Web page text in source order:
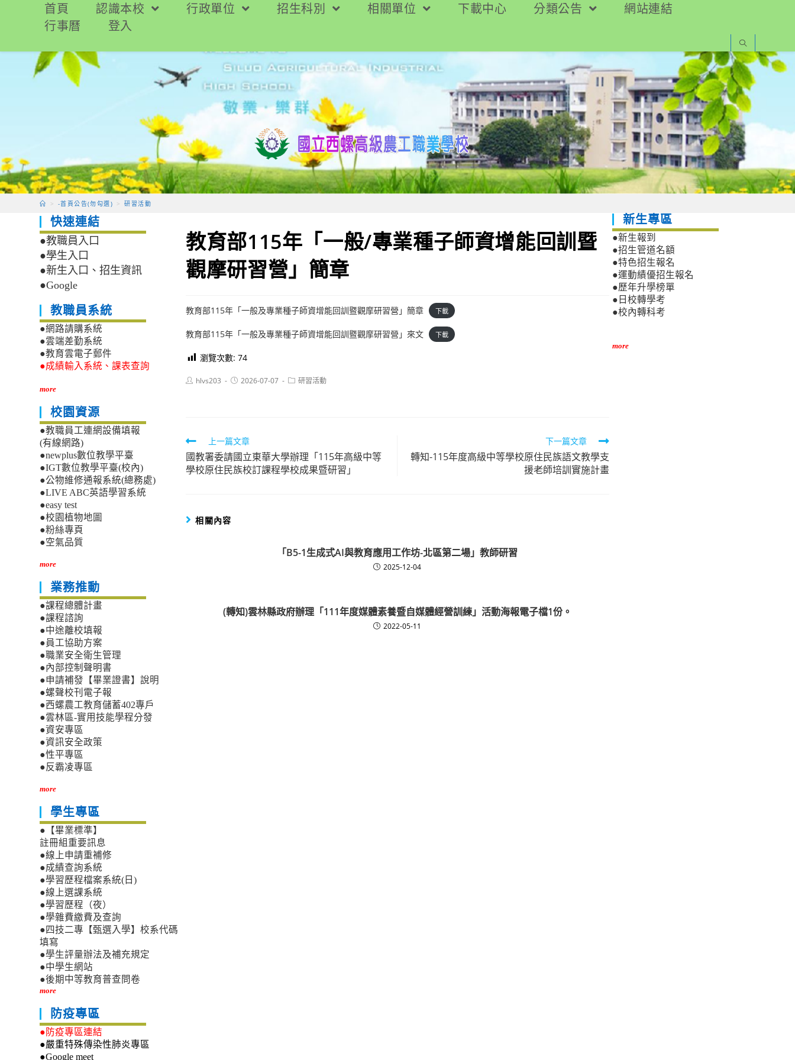
要
首頁 認識本校 行政單位 招生科別 相關單位 下載中心 分類公告
網站連結
行事曆
登入
> -首頁公告(勿勾選) > 研習活動
教育部115年「一般/專業種子師資增能回訓暨
觀摩研習營」簡章
教育部115年「一般及專業種子師資增能回訓暨觀摩研習營」簡章 下載
教育部115年「一般及專業種子師資增能回訓暨觀摩研習營」來文 下載
瀏覽次數: 74
Posthlvs203
Post2026-07-07
Post研習活動
Read
more
articles
上一篇文章
國教署委請國立東華大學辦理「115年高級中等
學校原住民族校訂課程學校成果暨研習」
下一篇文章
轉知-115年度高級中等學校原住民族語文教學支
援老師培訓實施計畫
相關內容
「B5-1生成式AI與教育應用工作坊-北區第二場」教師研習
2025-12-04
(轉知)雲林縣政府辦理「111年度媒體素養暨自媒體經營訓練」活動海報電子檔1份。
2022-05-11
快速連結
●教職員入口
●學生入口
●新生入口、招生資訊
●Google
教職員系統
●網路請購系統
●雲端差勤系統
●教育雲電子郵件
●成績輸入系統、課表查詢
more
校園資源
●教職員工連網設備填報
(有線網路)
●newplus數位教學平臺
●IGT數位教學平臺(校內)
●公物維修通報系統(總務處)
●LIVE ABC英語學習系統
●easy test
●校園植物地圖
●粉絲專頁
●空氣品質
more
業務推動
●課程總體計畫
●課程諮詢
●中途離校填報
●員工協助方案
●職業安全衛生管理
●內部控制聲明書
●申請補發【畢業證書】說明
●螺聲校刊電子報
●西螺農工教育儲蓄402專戶
●雲林區-實用技能學程分發
●資安專區
●資訊安全政策
●性平專區
●反霸凌專區
more
學生專區
●【畢業標準】
註冊組重要訊息
●線上申請重補修
●成績查詢系統
●學習歷程檔案系統(日)
●線上選課系統
●學習歷程（夜）
●學雜費繳費及查詢
●四技二專【甄選入學】校系代碼
填寫
●學生評量辦法及補充規定
●中學生網站
●後期中等教育普查問卷
more
防疫專區
●防疫專區連結
●嚴重特殊傳染性肺炎專區
●Google meet
新生專區
●新生報到
●招生管道名額
●特色招生報名
●運動績優招生報名
●歷年升學榜單
●日校轉學考
●校內轉科考
more